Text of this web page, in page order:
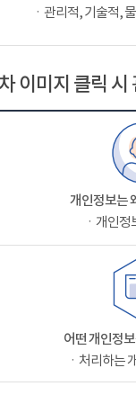
ㆍ관리적, 기술적,
이미지 클릭 시
개인정보는
ㆍ개인정
어떤 개인정
ㆍ처리하는